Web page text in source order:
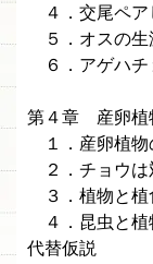
４．交尾ペア
５．オスの生
６．アゲハチ
第４章 産卵
１．産卵植物
２．チョウは
３．植物と植
４．昆虫と植
代替仮説